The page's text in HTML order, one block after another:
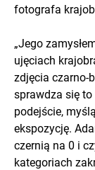
fotografa
„Jego
ujęciach
zdjęcia czarno-
sprawdza się
podejście,
ekspozycję.
czernią na 0 i
kategoriach